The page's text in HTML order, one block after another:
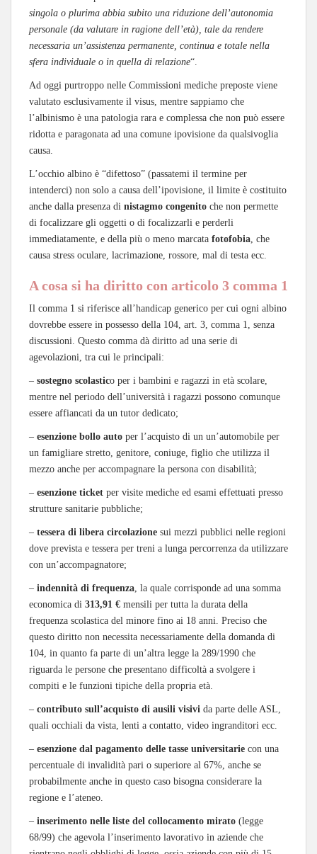
singola o plurima abbia subito una riduzione dell’autonomia
personale (da valutare in ragione dell’età), tale da rendere
necessaria un’assistenza permanente, continua e totale nella
sfera individuale o in quella di relazione“.
Ad oggi purtroppo nelle Commissioni mediche preposte viene
valutato esclusivamente il visus, mentre sappiamo che
l’albinismo è una patologia rara e complessa che non può essere
ridotta e paragonata ad una comune ipovisione da qualsivoglia
causa.
L’occhio albino è “difettoso” (passatemi il termine per
intenderci) non solo a causa dell’ipovisione, il limite è costituito
anche dalla presenza di nistagmo congenito che non permette
di focalizzare gli oggetti o di focalizzarli e perderli
immediatamente, e della più o meno marcata fotofobia , che
causa stress oculare, lacrimazione, rossore, mal di testa ecc.
A cosa si ha diritto con articolo 3 comma 1
Il comma 1 si riferisce all’handicap generico per cui ogni albino
dovrebbe essere in possesso della 104, art. 3, comma 1, senza
discussioni. Questo comma dà diritto ad una serie di
agevolazioni, tra cui le principali:
– sostegno scolastico per i bambini e ragazzi in età scolare,
mentre nel periodo dell’università i ragazzi possono comunque
essere affiancati da un tutor dedicato;
– esenzione bollo auto per l’acquisto di un un’automobile per
un famigliare stretto, genitore, coniuge, figlio che utilizza il
mezzo anche per accompagnare la persona con disabilità;
– esenzione ticket per visite mediche ed esami effettuati presso
strutture sanitarie pubbliche;
– tessera di libera circolazione sui mezzi pubblici nelle regioni
dove prevista e tessera per treni a lunga percorrenza da utilizzare
con un’accompagnatore;
– indennità di frequenza , la quale corrisponde ad una somma
economica di 313,91 € mensili per tutta la durata della
frequenza scolastica del minore fino ai 18 anni. Preciso che
questo diritto non necessita necessariamente della domanda di
104, in quanto fa parte di un’altra legge la 289/1990 che
riguarda le persone che presentano difficoltà a svolgere i
compiti e le funzioni tipiche della propria età.
– contributo sull’acquisto di ausili visivi da parte delle ASL,
quali occhiali da vista, lenti a contatto, video ingranditori ecc.
– esenzione dal pagamento delle tasse universitarie con una
percentuale di invalidità pari o superiore al 67%, anche se
probabilmente anche in questo caso bisogna considerare la
regione e l’ateneo.
– inserimento nelle liste del collocamento mirato (legge
68/99) che agevola l’inserimento lavorativo in aziende che